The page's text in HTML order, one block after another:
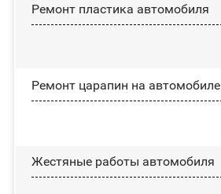
Ремонт пластика автомобиля
Ремонт царапин на автомобиле
Жестяные работы автомобиля